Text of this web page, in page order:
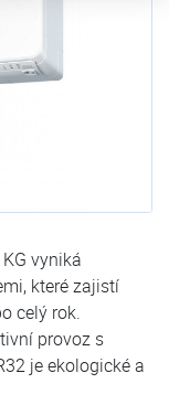
vyniká
které zajistí
celý rok.
provoz s
je ekologické a